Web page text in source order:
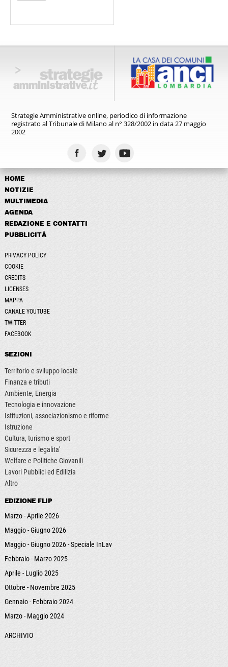
Strategie Amministrative online, periodico di informazione
registratoal Tribunale di Milano al n° 328/2002 in data 27 maggio
2002
HOME
NOTIZIE
MULTIMEDIA
AGENDA
REDAZIONE E CONTATTI
PUBBLICITÀ
PRIVACY POLICY
COOKIE
CREDITS
LICENSES
MAPPA
CANALE YOUTUBE
TWITTER
FACEBOOK
SEZIONI
Territorio e sviluppo locale
Finanza e tributi
Ambiente, Energia
Tecnologia e innovazione
Istituzioni, associazionismo e riforme
Istruzione
Cultura, turismo e sport
Sicurezza e legalita'
Welfare e Politiche Giovanili
Lavori Pubblici ed Edilizia
Altro
EDIZIONE FLIP
Marzo - Aprile 2026
Maggio - Giugno 2026
Maggio - Giugno 2026 - Speciale InLav
Febbraio - Marzo 2025
Aprile - Luglio 2025
Ottobre - Novembre 2025
Gennaio - Febbraio 2024
Marzo - Maggio 2024
ARCHIVIO